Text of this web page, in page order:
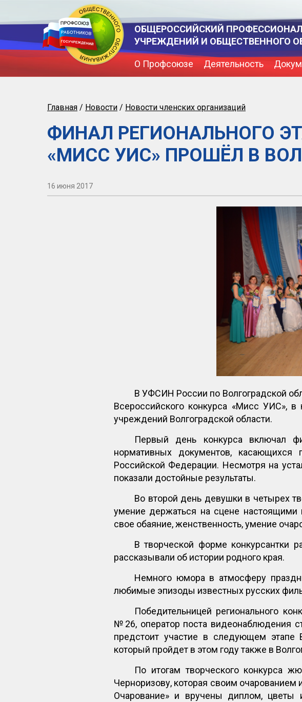
ОБЩЕРОССИЙСКИЙ
УЧРЕЖДЕНИЙ И ОБЩЕСТВЕННОГО
О Профсоюзе Деятельность
Главная / Новости / Новости членских организаций
ФИНАЛ РЕГИОНАЛЬНОГО
«МИСС УИС» ПРОШЁЛ В
16 июня 2017
В УФСИН России по Волгоградской
Всероссийского конкурса «Мисс УИС»,
учреждений Волгоградской области.
Первый день конкурса включал
нормативных документов, касающихся
Российской Федерации. Несмотря на
показали достойные результаты.
Во второй день девушки в четырех
умение держаться на сцене
свое обаяние, женственность, умение
В творческой форме конкурсантки
рассказывали об истории родного края.
Немного юмора в атмосферу
любимые эпизоды известных русских
Победительницей регионального
№26, оператор поста видеонаблюдения
предстоит участие в следующем этапе
который пройдет в этом году также в
По итогам творческого конкурса
Черноризову, которая своим
Очарование» и вручены диплом,